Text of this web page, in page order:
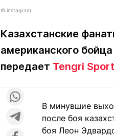
О
+7 (777) 001 44 99
© instagram
Казахстанские
американского
передает Tengri Sport
В минувшие
после боя
боя Леон